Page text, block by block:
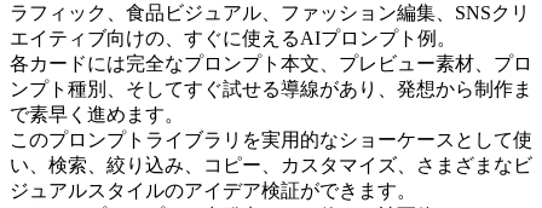
ラフィック、食品ビジュアル、ファッション編集、SNSクリ
エイティブ向けの、すぐに使えるAIプロンプト例。
各カードには完全なプロンプト本文、プレビュー素材、プロ
ンプト種別、そしてすぐ試せる導線があり、発想から制作ま
で素早く進めます。
このプロンプトライブラリを実用的なショーケースとして使
い、検索、絞り込み、コピー、カスタマイズ、さまざまなビ
ジュアルスタイルのアイデア検証ができます。